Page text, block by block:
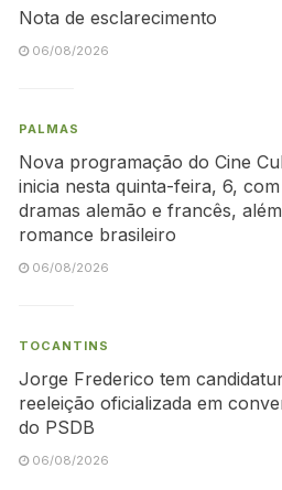
Nota de esclarecimento
06/08/2026
PALMAS
Nova programação do Cine
inicia nesta quinta-feira, 6, com
dramas alemão e francês,
romance brasileiro
06/08/2026
TOCANTINS
Jorge Frederico tem
reeleição oficializada em
do PSDB
06/08/2026